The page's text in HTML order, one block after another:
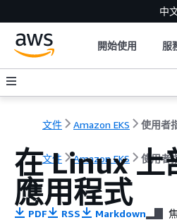
中
開始使用 服
文件 Amazon EKS 使用者
文件 Amazon EKS 使用者
在 Linux 上
應用程式
PDF RSS Markdown